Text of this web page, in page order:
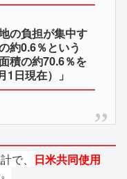
の負担が集中す
約0.6％という
積の約70.6％を
日現在）」
で、
日米共同使用